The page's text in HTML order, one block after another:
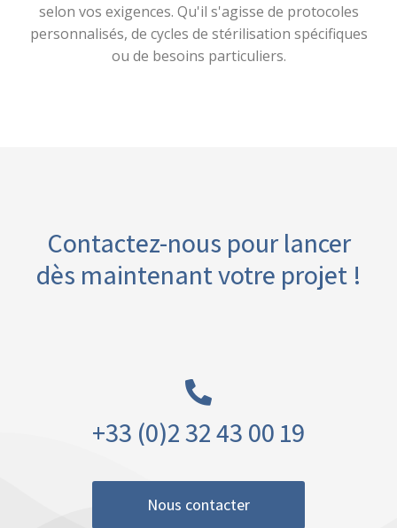
selon vos exigences. Qu'il s'agisse de protocoles
personnalisés, de cycles de stérilisation spécifiques
ou de besoins particuliers.
Contactez-nous pour lancer
dès maintenant votre projet !
+33 (0)2 32 43 00 19
Nous contacter